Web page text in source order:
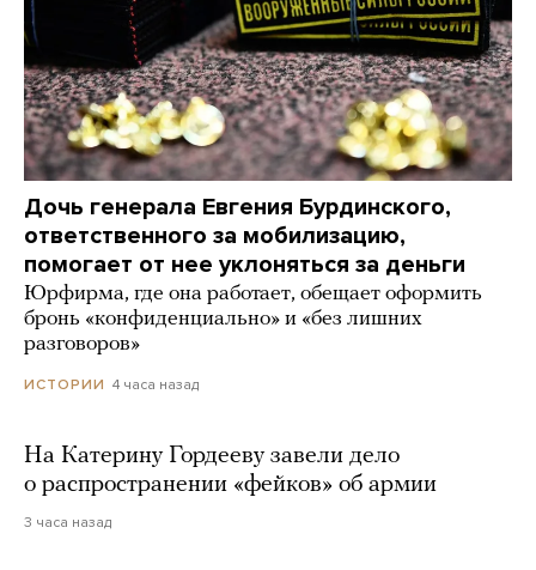
Дочь генерала Евгения Бурдинского,
ответственного за мобилизацию,
помогает от нее уклоняться за деньги
Юрфирма, где она работает, обещает оформить
бронь «конфиденциально» и «без лишних
разговоров»
ИСТОРИИ 4 часа назад
На Катерину Гордееву завели дело
о распространении «фейков» об армии
3 часа назад